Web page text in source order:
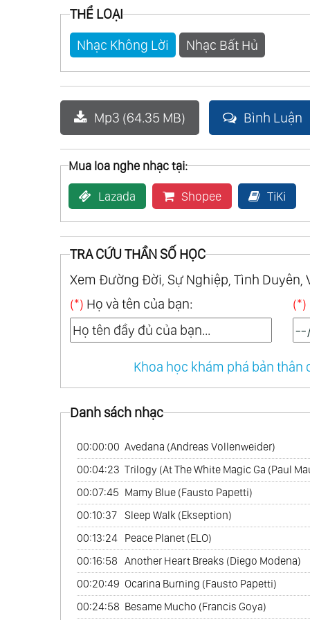
THỂ LOẠI
Nhạc Không Lời
Nhạc Bất Hủ
Mp3 (64.35 MB) Bình Luận
Mua loa nghe nhạc tại:
Lazada Shopee TiKi
TRA CỨU THẦN SỐ HỌC
Xem Đường Đời, Sự Nghiệp, Tình Duyên,
(*) Họ và tên của bạn: (*)
Khoa học khám phá bản thân
Danh sách nhạc
00:00:00 Avedana (Andreas Vollenweider)
00:04:23 Trilogy (At The White Magic Ga (Paul
00:07:45 Mamy Blue (Fausto Papetti)
00:10:37 Sleep Walk (Ekseption)
00:13:24 Peace Planet (ELO)
00:16:58 Another Heart Breaks (Diego Modena)
00:20:49 Ocarina Burning (Fausto Papetti)
00:24:58 Besame Mucho (Francis Goya)